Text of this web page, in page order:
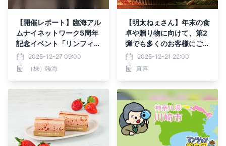
【開催レポート】臨海アル
ムナイネットワーク5周年
記念イベント「リンフィニ
ティ」を開催！
2025-12-27 09:00
（株）臨海
【明太ねぇさん】年末の食
卓や贈り物に向けて、第2
弾でも多くのお客様にご来
場いただき、海老名マルイ
に再登場！
2025-12-21 22:00
真喜